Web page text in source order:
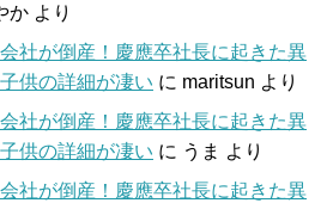
か より
社が倒産！慶應卒社長に起きた異
供の詳細が凄い に maritsun より
社が倒産！慶應卒社長に起きた異
供の詳細が凄い に うま より
社が倒産！慶應卒社長に起きた異